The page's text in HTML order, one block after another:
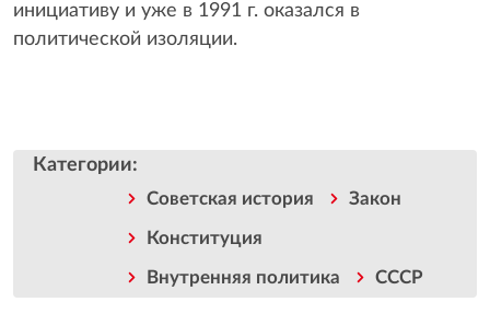
инициативу и уже в 1991 г. оказался в
политической изоляции.
Категории:
Советская история Закон
Конституция
Внутренняя политика СССР